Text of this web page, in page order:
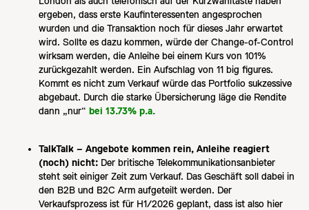
ergeben, dass erste Kaufinteressenten angesprochen
wurden und die Transaktion noch für dieses Jahr erwartet
wird. Sollte es dazu kommen, würde der Change-of-Control
wirksam werden, die Anleihe bei einem Kurs von 101%
zurückgezahlt werden. Ein Aufschlag von 11 big figures.
Kommt es nicht zum Verkauf würde das Portfolio sukzessive
abgebaut. Durch die starke Übersicherung läge die Rendite
dann „nur“ bei 13.73% p.a.
TalkTalk – Angebote kommen rein, Anleihe reagiert
(noch) nicht: Der britische Telekommunikationsanbieter
steht seit einiger Zeit zum Verkauf. Das Geschäft soll dabei in
den B2B und B2C Arm aufgeteilt werden. Der
Verkaufsprozess ist für H1/2026 geplant, dass ist also hier